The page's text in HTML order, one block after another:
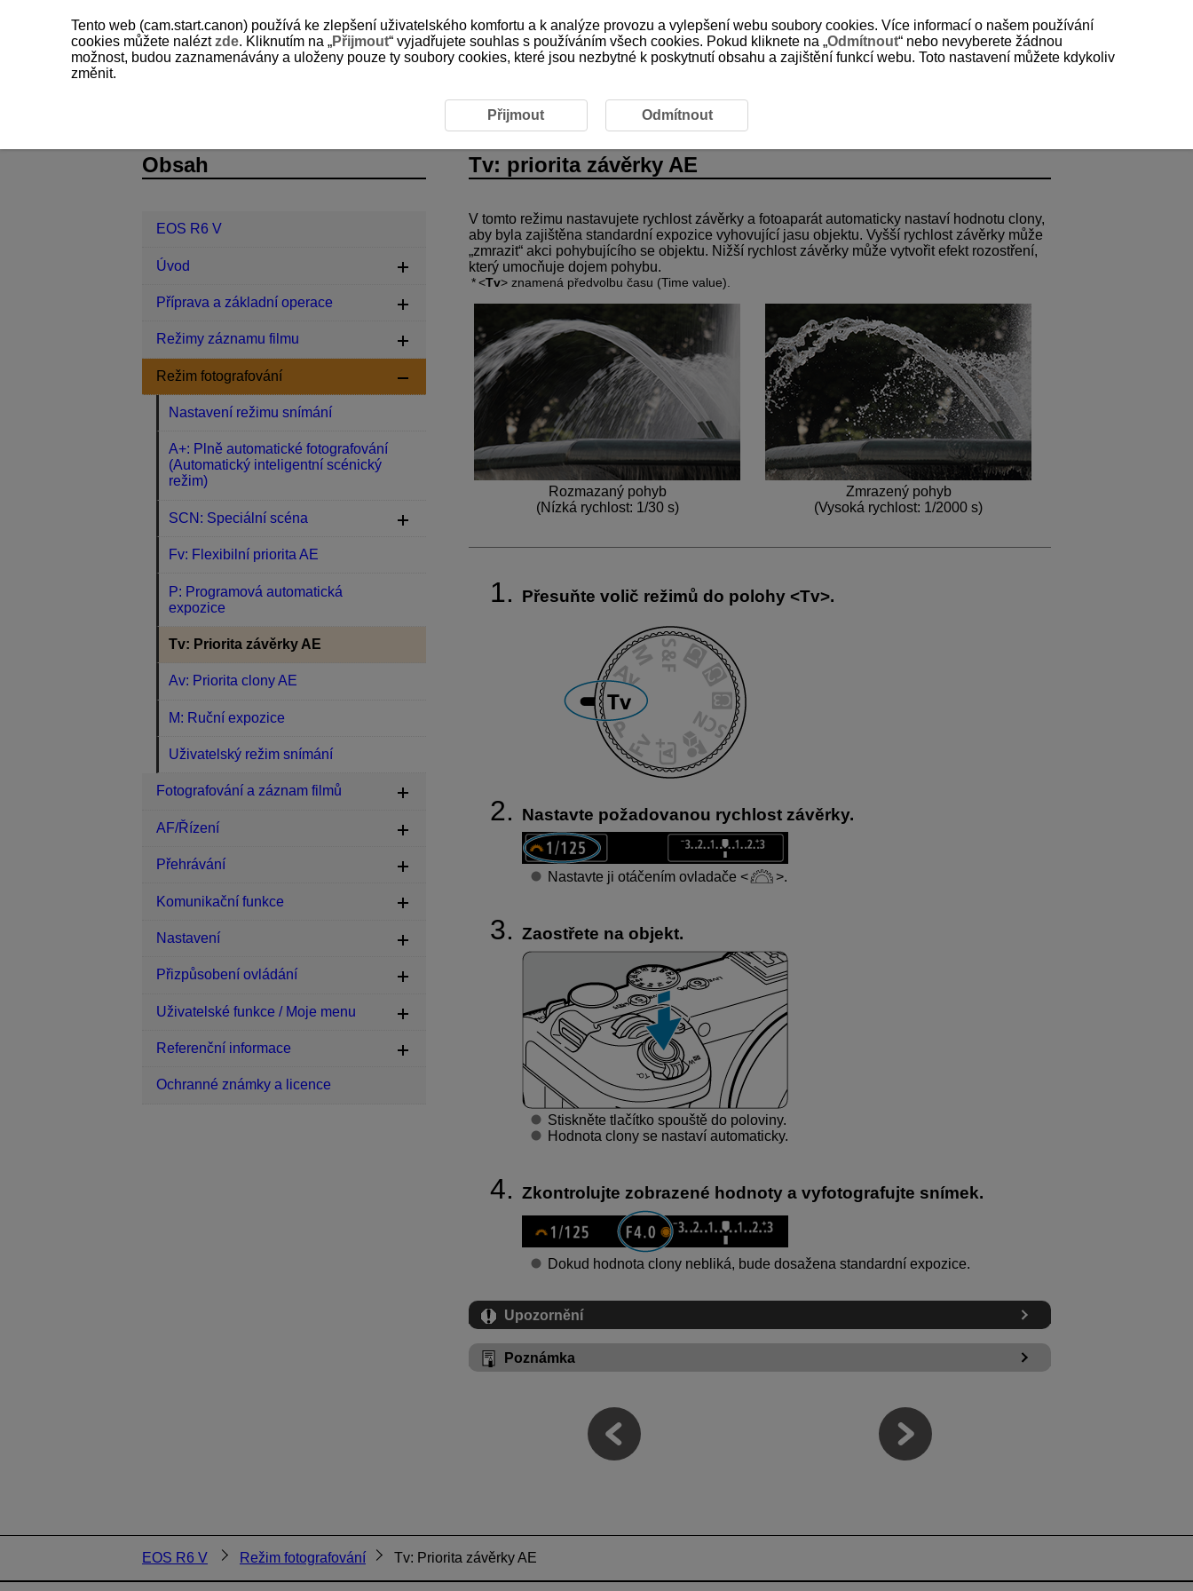
Tv: priorita závěrky AE
V tomto režimu nastavujete rychlost závěrky a fotoaparát automaticky nastaví hodnotu clony,
aby byla zajištěna standardní expozice vyhovující jasu objektu. Vyšší rychlost závěrky může
„zmrazit“ akci pohybujícího se objektu. Nižší rychlost závěrky může vytvořit efekt rozostření,
který umocňuje dojem pohybu.
Tv znamená předvolbu času (Time value).
Rozmazaný pohyb
(Nízká rychlost: 1/30 s)
Zmrazený pohyb
(Vysoká rychlost: 1/2000 s)
Přesuňte volič režimů do polohy Tv .
Nastavte požadovanou rychlost závěrky.
Nastavte ji otáčením ovladače .
Zaostřete na objekt.
Stiskněte tlačítko spouště do poloviny.
Hodnota clony se nastaví automaticky.
Zkontrolujte zobrazené hodnoty a vyfotografujte snímek.
Dokud hodnota clony nebliká, bude dosažena standardní expozice.
Upozornění
Poznámka
Obsah
EOS R6 V
Úvod
Příprava a základní operace
Režimy záznamu filmu
Režim fotografování
Nastavení režimu snímání
A+: Plně automatické fotografování
(Automatický inteligentní scénický
režim)
SCN: Speciální scéna
Fv: Flexibilní priorita AE
P: Programová automatická
expozice
Tv: Priorita závěrky AE
Av: Priorita clony AE
M: Ruční expozice
Uživatelský režim snímání
Fotografování a záznam filmů
AF/Řízení
Přehrávání
Komunikační funkce
Nastavení
Přizpůsobení ovládání
Uživatelské funkce / Moje menu
Referenční informace
Ochranné známky a licence
EOS R6 V Režim fotografování Tv: Priorita závěrky AE
Tento web (cam.start.canon) používá ke zlepšení uživatelského komfortu a k analýze provozu a vylepšení webu soubory cookies. Více informací o našem používání
cookies můžete naléztzde. Kliknutím na „Přijmout“ vyjadřujete souhlas s používáním všech cookies. Pokud kliknete na „Odmítnout“ nebo nevyberete žádnou
možnost, budou zaznamenávány a uloženy pouze ty soubory cookies, které jsou nezbytné k poskytnutí obsahu a zajištění funkcí webu. Toto nastavení můžete kdykoliv
změnit.
Přijmout Odmítnout